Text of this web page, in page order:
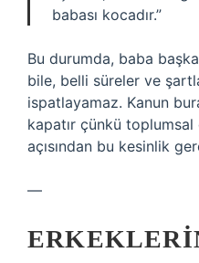
babası kocadır.”
Bu durumda, baba
bile, belli süreler ve
ispatlayamaz. Kanun
kapatır çünkü toplumsal
açısından bu kesinlik
—